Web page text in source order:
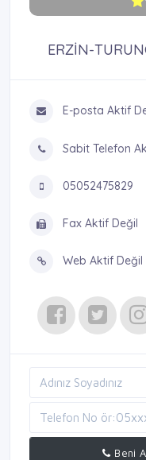
ERZİN-
E-posta Aktif
Sabit Telefon
05052475829
Fax Aktif Değil
Web Aktif Değil
Beni